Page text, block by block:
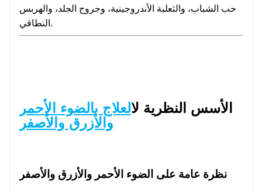
حب الشباب، والثعلبة الأندروجينية، وجروح الجلد، والهربس
النطاقي.
الأسس النظرية لالعلاج بالضوء الأحمر
والأزرق والأصفر
نظرة عامة على الضوء الأحمر والأزرق والأصفر